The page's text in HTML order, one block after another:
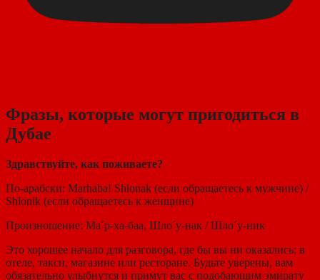
Фразы, которые могут пригодиться в
Дубае
Здравствуйте, как поживаете?
По-арабски: Marhaba! Shlonak (если обращаетесь к мужчине) /
Shlonik (если обращаетесь к женщине)
Произношение: Ма´р-ха-баа, Шло´у-нак / Шло´у-ник
Это хорошее начало для разговора, где бы вы ни оказались: в
отеле, такси, магазине или ресторане. Будьте уверены, вам
обязательно улыбнутся и примут вас с подобающим эмирату